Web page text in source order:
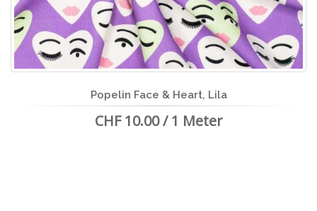
Popelin Face & Heart, Lila
CHF 10.00 / 1 Meter